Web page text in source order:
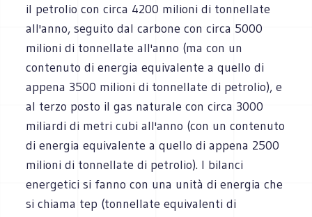
il petrolio con circa 4200 milioni di tonnellate
all'anno, seguito dal carbone con circa 5000
milioni di tonnellate all'anno (ma con un
contenuto di energia equivalente a quello di
appena 3500 milioni di tonnellate di petrolio), e
al terzo posto il gas naturale con circa 3000
miliardi di metri cubi all'anno (con un contenuto
di energia equivalente a quello di appena 2500
milioni di tonnellate di petrolio). I bilanci
energetici si fanno con una unità di energia che
si chiama tep (tonnellate equivalenti di